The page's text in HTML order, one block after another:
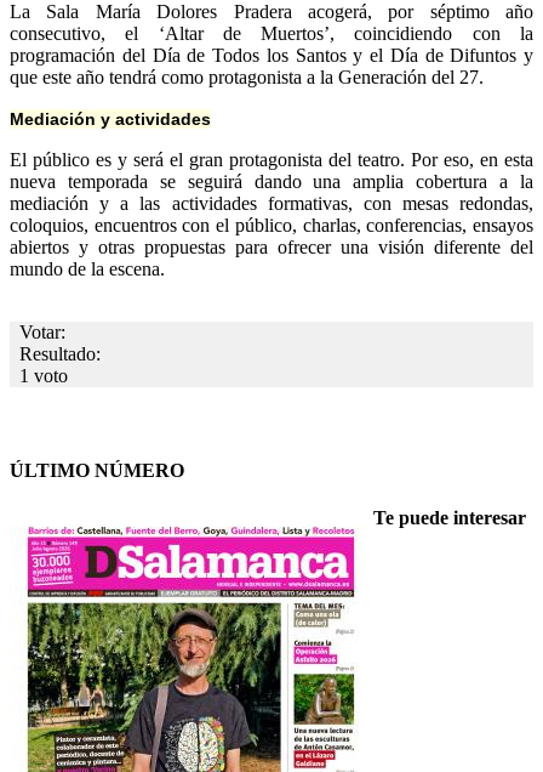
La Sala María Dolores Pradera acogerá, por séptimo año
consecutivo, el ‘Altar de Muertos’, coincidiendo con la
programación del Día de Todos los Santos y el Día de Difuntos y
que este año tendrá como protagonista a la Generación del 27.
Mediación y actividades
El público es y será el gran protagonista del teatro. Por eso, en esta
nueva temporada se seguirá dando una amplia cobertura a la
mediación y a las actividades formativas, con mesas redondas,
coloquios, encuentros con el público, charlas, conferencias, ensayos
abiertos y otras propuestas para ofrecer una visión diferente del
mundo de la escena.
Votar:
Resultado:
1 voto
ÚLTIMO NÚMERO
Te puede interesar